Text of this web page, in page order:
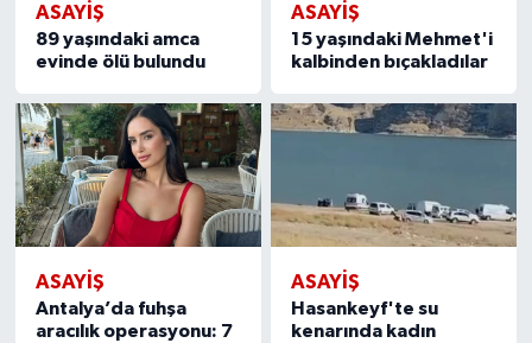
ASAYİŞ
89 yaşındaki amca
evinde ölü bulundu
ASAYİŞ
15 yaşındaki Mehmet'i
kalbinden bıçakladılar
ASAYİŞ
Antalya’da fuhşa
aracılık operasyonu: 7
ASAYİŞ
Hasankeyf'te su
kenarında kadın